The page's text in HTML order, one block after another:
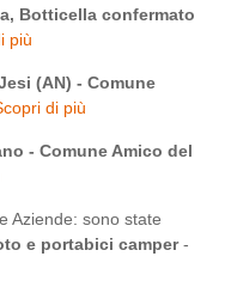
Botticella confermato
più
(AN) - Comune
di più
- Comune Amico del
Aziende: sono state
e portabici camper-